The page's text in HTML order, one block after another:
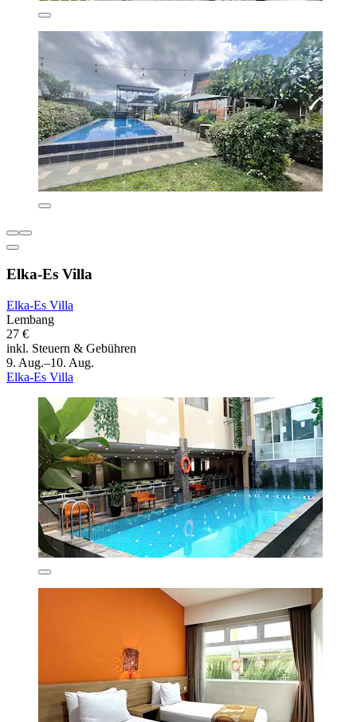
Elka-Es Villa
Elka-Es Villa
Lembang
27 €
inkl. Steuern & Gebühren
9. Aug.–10. Aug.
Elka-Es Villa